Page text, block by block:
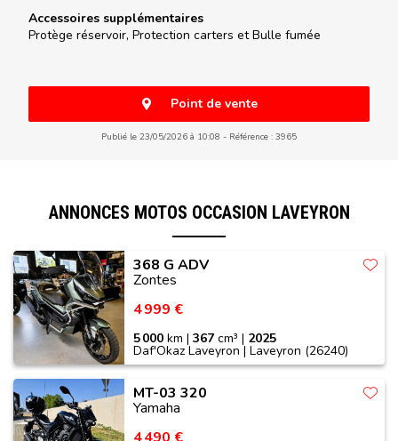
Accessoires supplémentaires
Protège réservoir, Protection carters et Bulle fumée
Point de vente
Publié le 23/05/2026 à 10:08 Référence : 3965
ANNONCES MOTOS OCCASION LAVEYRON
368 G ADV
Zontes
4 999 €
5 000 km |367 cm³ | 2025
Daf'Okaz Laveyron | Laveyron (26240)
MT-03 320
Yamaha